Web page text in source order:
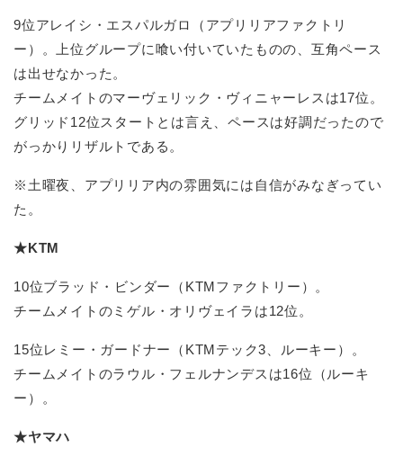
9位アレイシ・エスパルガロ（アプリリアファクトリ
ー）。上位グループに喰い付いていたものの、互角ペース
は出せなかった。
チームメイトのマーヴェリック・ヴィニャーレスは17位。
グリッド12位スタートとは言え、ペースは好調だったので
がっかりリザルトである。
※土曜夜、アプリリア内の雰囲気には自信がみなぎってい
た。
★KTM
10位ブラッド・ビンダー（KTMファクトリー）。
チームメイトのミゲル・オリヴェイラは12位。
15位レミー・ガードナー（KTMテック3、ルーキー）。
チームメイトのラウル・フェルナンデスは16位（ルーキ
ー）。
★ヤマハ